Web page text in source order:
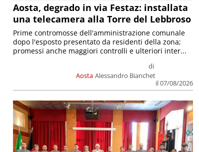
Aosta, degrado in via Festaz: installata
una telecamera alla Torre del Lebbroso
Aosta
di
Alessandro Bianchet
il 07/08/2026
Prime contromosse dell'amministrazione comunale
dopo l'esposto presentato da residenti della zona;
promessi anche maggiori controlli e ulteriori inter...